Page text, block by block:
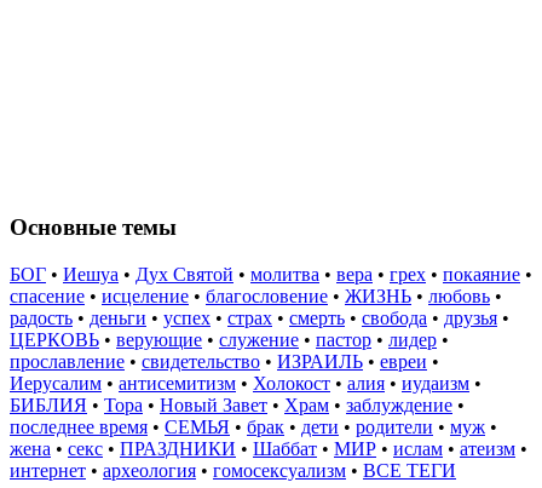
Основные темы
БОГ • Иешуа • Дух Святой • молитва • вера • грех • покаяние •
спасение • исцеление • благословение • ЖИЗНЬ • любовь •
радость • деньги • успех • страх • смерть • свобода • друзья •
ЦЕРКОВЬ • верующие • служение • пастор • лидер •
прославление • свидетельство • ИЗРАИЛЬ • евреи •
Иерусалим • антисемитизм • Холокост • алия • иудаизм •
БИБЛИЯ • Тора • Новый Завет • Храм • заблуждение •
последнее время • СЕМЬЯ • брак • дети • родители • муж •
жена • секс • ПРАЗДНИКИ • Шаббат • МИР • ислам • атеизм •
интернет • археология • гомосексуализм • ВСЕ ТЕГИ